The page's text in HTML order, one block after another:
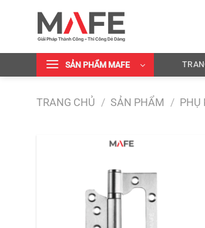
dung
SẢN PHẨM MAFE
TRANG CHỦ / SẢN PHẨM / PHỤ